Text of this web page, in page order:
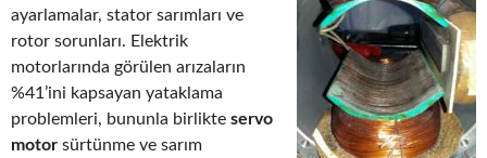
ayarlamalar, stator sarımları ve
rotor sorunları. Elektrik
motorlarında görülen arızaların
%41’ini kapsayan yataklama
problemleri, bununla birlikte servo
motor sürtünme ve sarım